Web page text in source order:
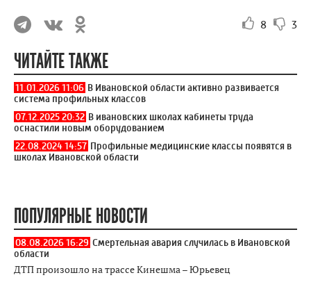
8 3
ЧИТАЙТЕ ТАКЖЕ
11.01.2026 11:06 В Ивановской области активно развивается
система профильных классов
07.12.2025 20:32 В ивановских школах кабинеты труда
оснастили новым оборудованием
22.08.2024 14:57 Профильные медицинские классы появятся в
школах Ивановской области
ПОПУЛЯРНЫЕ НОВОСТИ
08.08.2026 16:29 Смертельная авария случилась в Ивановской
области
ДТП произошло на трассе Кинешма – Юрьевец